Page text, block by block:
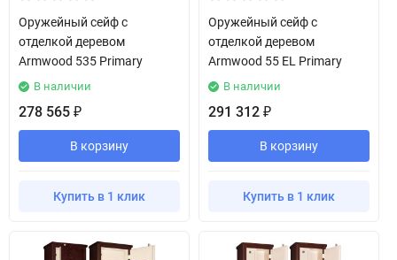
Оружейный сейф с
отделкой деревом
Armwood 535 Primary
В наличии
278 565 ₽
В корзину
Купить в 1 клик
Оружейный сейф с
отделкой деревом
Armwood 55 EL Primary
В наличии
291 312 ₽
В корзину
Купить в 1 клик